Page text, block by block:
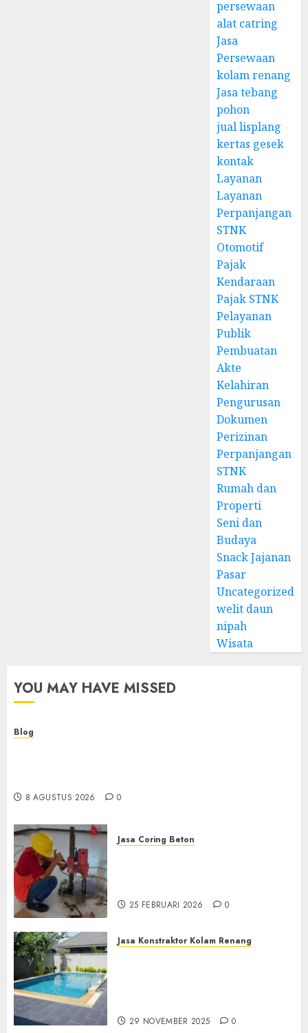
persewaan
alat catring
Jasa
Persewaan
kolam renang
Jasa tebang
pohon
jual lisplang
kertas gesek
kontak
Layanan
Layanan
Perpanjangan
STNK
Otomotif
Pajak
Kendaraan
Pajak STNK
Pelayanan
Publik
Pembuatan
Akte
Kelahiran
Pengurusan
Dokumen
Perizinan
Perpanjangan
STNK
Rumah dan
Properti
Seni dan
Budaya
Snack Jajanan
Pasar
Uncategorized
welit daun
nipah
Wisata
YOU MAY HAVE MISSED
Blog
8 AGUSTUS 2026 0
Jasa Coring Beton
25 FEBRUARI 2026 0
Jasa Konstraktor Kolam Renang
29 NOVEMBER 2025 0